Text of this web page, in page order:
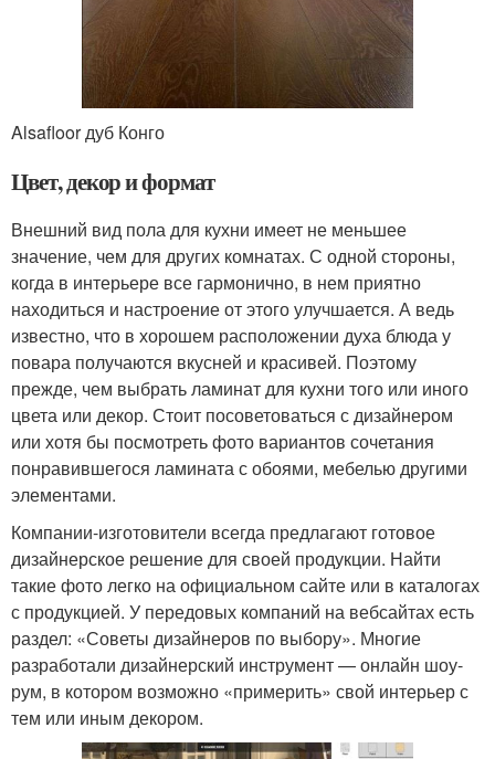
Alsafloor дуб Конго
Цвет, декор и формат
Внешний вид пола для кухни имеет не меньшее
значение, чем для других комнатах. С одной стороны,
когда в интерьере все гармонично, в нем приятно
находиться и настроение от этого улучшается. А ведь
известно, что в хорошем расположении духа блюда у
повара получаются вкусней и красивей. Поэтому
прежде, чем выбрать ламинат для кухни того или иного
цвета или декор. Стоит посоветоваться с дизайнером
или хотя бы посмотреть фото вариантов сочетания
понравившегося ламината с обоями, мебелью другими
элементами.
Компании-изготовители всегда предлагают готовое
дизайнерское решение для своей продукции. Найти
такие фото легко на официальном сайте или в каталогах
с продукцией. У передовых компаний на вебсайтах есть
раздел: «Советы дизайнеров по выбору». Многие
разработали дизайнерский инструмент — онлайн шоу-
рум, в котором возможно «примерить» свой интерьер с
тем или иным декором.